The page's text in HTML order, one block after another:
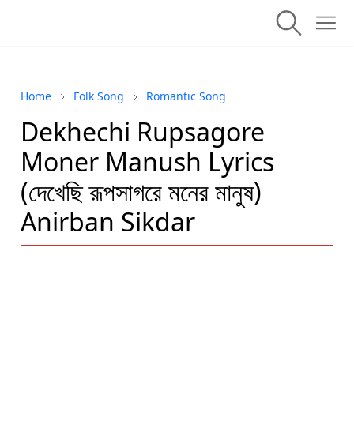
Home Folk Song Romantic Song
Dekhechi Rupsagore
Moner Manush Lyrics
(দেখেছি রূপসাগরে মনের মানুষ)
Anirban Sikdar